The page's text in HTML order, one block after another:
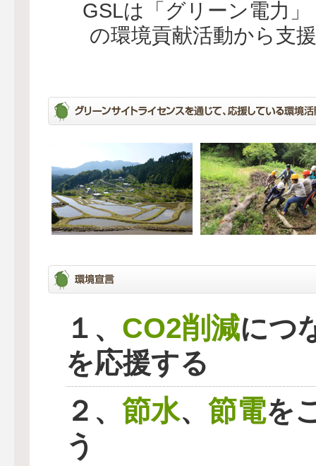
GSLは「グリーン電力
の環境貢献活動から支
１、 CO2削減につ
を応援する
２、 節水、 節電を
う